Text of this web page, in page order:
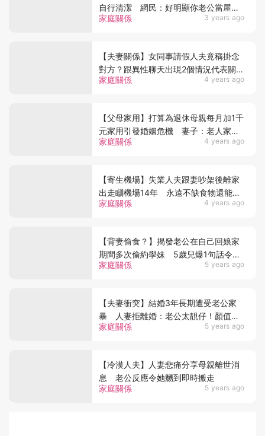
家庭關係 3 years ago
自行清潔 網民：好明顯你老公當屋企
廁所係公廁
家庭關係 4 years ago
【夫妻關係】女同事請假人夫竟稱掛念
對方？跟異性聊天出現2個情況代表關係
不單純
家庭關係 4 years ago
【父母家用】打算為退休母親每月加1千
元家用引發婚姻危機 妻子：老人家冇
錢係自己問題
家庭關係 4 years ago
【寄生機場】失業人夫跟妻吵架後離家
出走瞓機場14年 永遠不缺食物還能領
「月薪」？
家庭關係 5 years ago
【背妻偷食？】揭發老公在自己回娘家
期間多次偷約學妹 5歲兒爆1句話令人
妻驚覺不妙
家庭關係 5 years ago
【夫妻衝突】結婚3年長期遭受老公家
暴 人妻拒離婚：老公太靚仔！顏值比
大明星高
家庭關係 5 years ago
【冷漠人夫】人妻悲痛分享母親離世消
息 老公反應令她嬲到即時搬走